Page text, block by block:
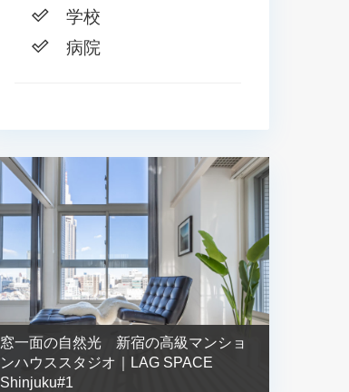
学校
病院
窓一面の自然光 新宿の高級マンショ
ンハウススタジオ｜LAG SPACE
Shinjuku#1